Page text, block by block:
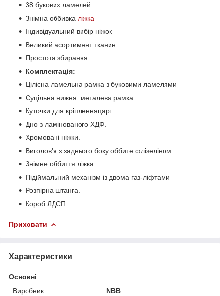
38 букових ламелей
Знімна оббивка ліжка
Індивідуальний вибір ніжок
Великий асортимент тканин
Простота збирання
Комплектація:
Цілісна ламельна рамка з буковими ламелями
Суцільна нижня металева рамка.
Куточки для кріпленняцарг.
Дно з ламінованого ХДФ.
Хромовані ніжки.
Виголов'я з заднього боку оббите флізеліном.
Знімне оббиття ліжка.
Підіймальний механізм із двома газ-ліфтами
Розпірна штанга.
Короб ЛДСП
Приховати
Характеристики
Основні
Виробник
NBB